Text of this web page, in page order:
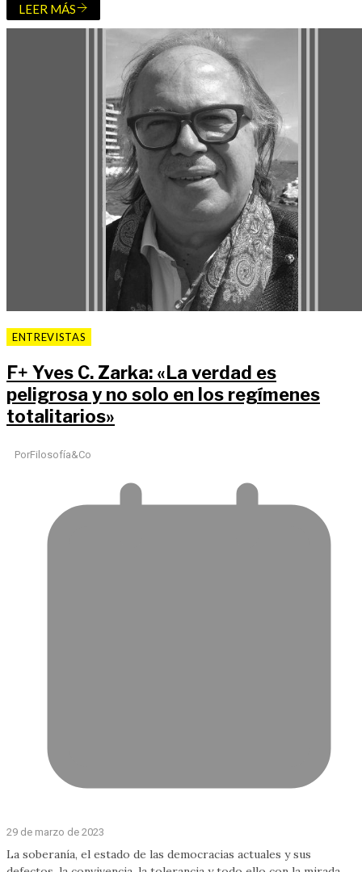
LEER MÁS
ENTREVISTAS
F+ Yves C. Zarka: «La verdad es
peligrosa y no solo en los regímenes
totalitarios»
PorFilosofía&Co
29 de marzo de 2023
La soberanía, el estado de las democracias actuales y sus